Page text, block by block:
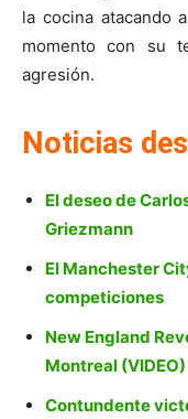
la cocina atacando
momento con su
agresión.
Noticias
El deseo de
Griezmann
El Manchester
competiciones
New England
Montreal (VIDEO)
Contundente